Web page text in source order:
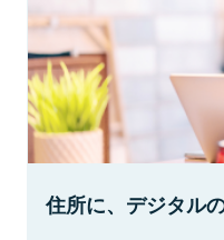
住所に、デジタル